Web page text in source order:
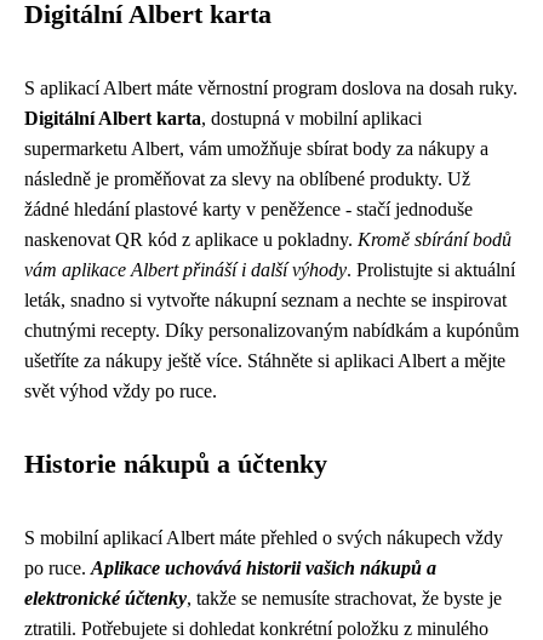
Digitální Albert karta
S aplikací Albert máte věrnostní program doslova na dosah ruky.
Digitální Albert karta, dostupná v mobilní aplikaci
supermarketu Albert, vám umožňuje sbírat body za nákupy a
následně je proměňovat za slevy na oblíbené produkty. Už
žádné hledání plastové karty v peněžence - stačí jednoduše
naskenovat QR kód z aplikace u pokladny. Kromě sbírání bodů
vám aplikace Albert přináší i další výhody. Prolistujte si aktuální
leták, snadno si vytvořte nákupní seznam a nechte se inspirovat
chutnými recepty. Díky personalizovaným nabídkám a kupónům
ušetříte za nákupy ještě více. Stáhněte si aplikaci Albert a mějte
svět výhod vždy po ruce.
Historie nákupů a účtenky
S mobilní aplikací Albert máte přehled o svých nákupech vždy
po ruce. Aplikace uchovává historii vašich nákupů a
elektronické účtenky, takže se nemusíte strachovat, že byste je
ztratili. Potřebujete si dohledat konkrétní položku z minulého